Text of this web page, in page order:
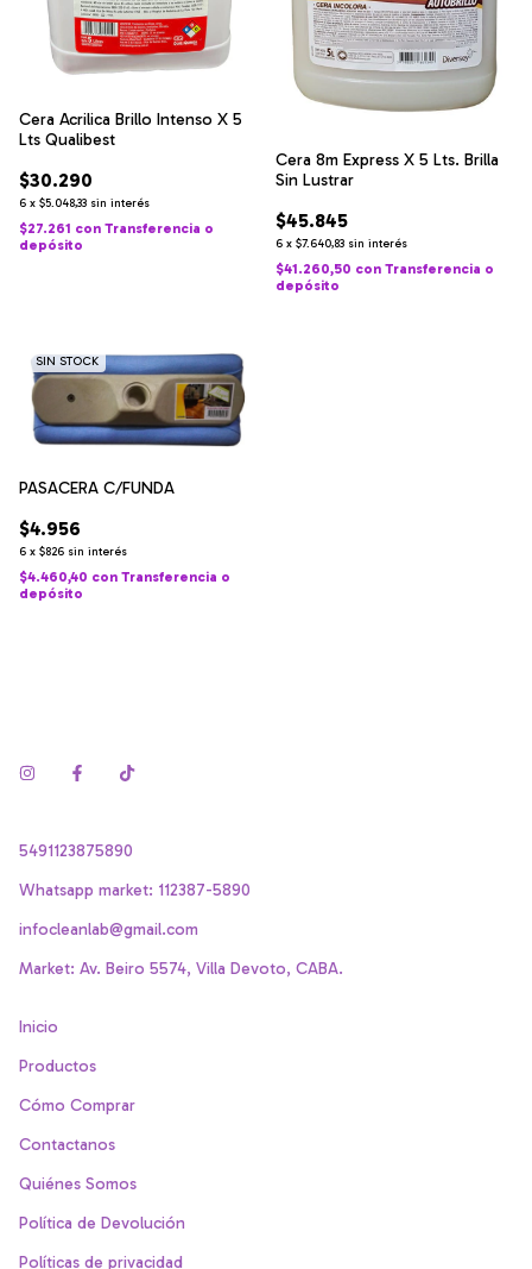
Cera Acrilica Brillo Intenso X 5
Lts Qualibest
$30.290
6 x $5.048,33 sin interés
$27.261 con Transferencia o
depósito
Cera 8m Express X 5 Lts. Brilla
Sin Lustrar
$45.845
6 x $7.640,83 sin interés
$41.260,50 con Transferencia o
depósito
SIN STOCK
PASACERA C/FUNDA
$4.956
6 x $826 sin interés
$4.460,40 con Transferencia o
depósito
5491123875890
Whatsapp market: 112387-5890
infocleanlab@gmail.com
Market: Av. Beiro 5574, Villa Devoto, CABA.
Inicio
Productos
Cómo Comprar
Contactanos
Quiénes Somos
Política de Devolución
Políticas de privacidad